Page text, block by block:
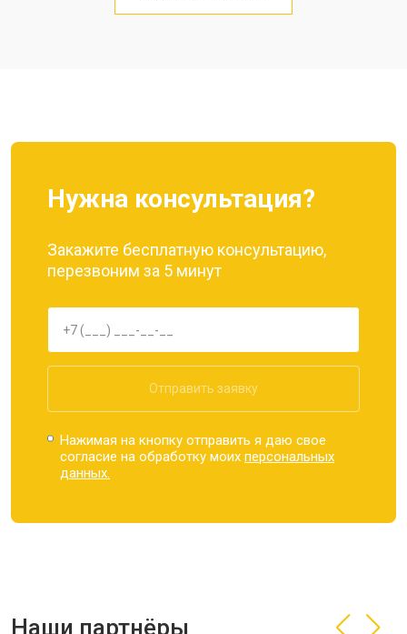
Замена кнопки включения от 1750 ₽
Нужна консультация?
Закажите бесплатную консультацию,
перезвоним за 5 минут
Отправить заявку
Нажимая на кнопку отправить я даю свое
согласие на обработку моихперсональных
данных.
Наши партнёры